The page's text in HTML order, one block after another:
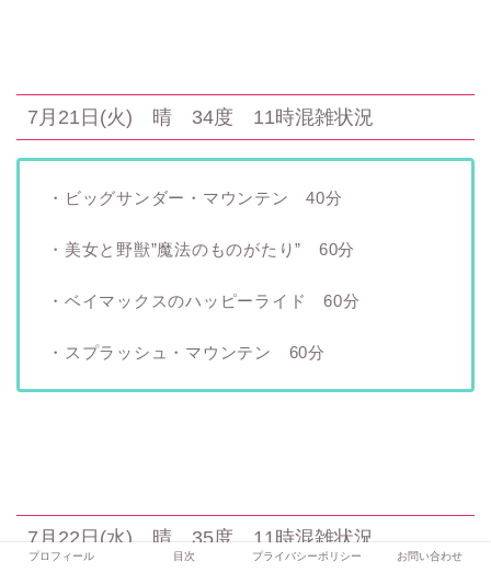
7月21日(火) 晴 34度 11時混雑状況
・ビッグサンダー・マウンテン 40分
・美女と野獣”魔法のものがたり” 60分
・ベイマックスのハッピーライド 60分
・スプラッシュ・マウンテン 60分
7月22日(水) 晴 35度 11時混雑状況
プロフィール 目次 プライバシーポリシー お問い合わせ